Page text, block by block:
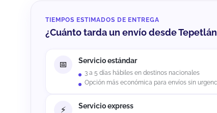
TIEMPOS ESTIMADOS DE ENTREGA
¿Cuánto tarda un envío desde
Servicio estándar
3 a 5 días hábiles en destinos nacionales
Opción más económica para envíos sin
Servicio express